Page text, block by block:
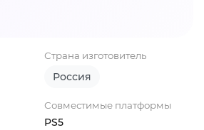
Страна изготовитель
Россия
Совместимые платформы
PS5